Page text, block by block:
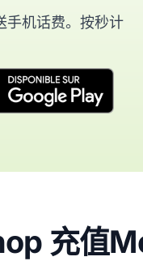
手机话费。按秒计
充值